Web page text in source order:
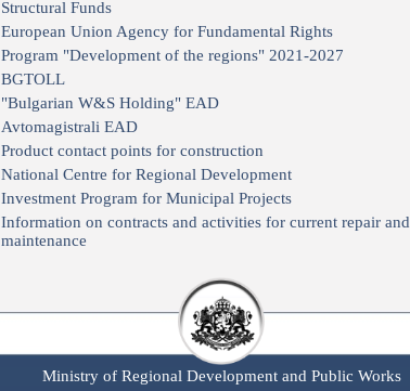
Structural Funds
European Union Agency for Fundamental Rights
Program "Development of the regions" 2021-2027
BGTOLL
"Bulgarian W&S Holding" EAD
Avtomagistrali EAD
Product contact points for construction
National Centre for Regional Development
Investment Program for Municipal Projects
Information on contracts and activities for current repair and
maintenance
Ministry of Regional Development and Public Works